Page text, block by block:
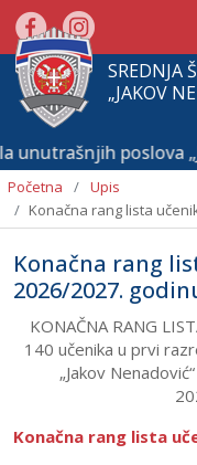
SREDNJA
„JAKOV
Početna
unutrašnjih poslova
Početna
Upis
Konačna rang lista
Konačna rang
2026/2027.
KONAČNA RANG
140 učenika u prvi
„Jakov
Konačna rang lista